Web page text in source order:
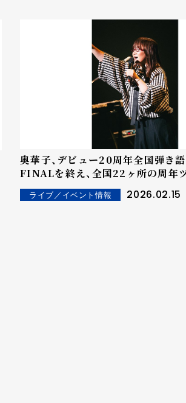
奥華子、デビュー20周年全国弾き
FINALを終え、全国22ヶ所の周年
のうちに完走！「今年はアルバムを作
ライブ／イベント情報 2026.02.15